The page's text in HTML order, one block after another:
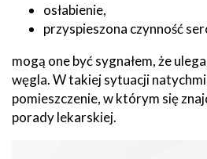
osłabienie,
przyspieszona czynność
mogą one być sygnałem, że
węgla. W takiej sytuacji
pomieszczenie, w którym się
porady lekarskiej.